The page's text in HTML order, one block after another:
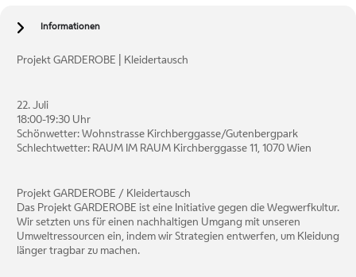
Informationen
Projekt GARDEROBE | Kleidertausch
22. Juli
18:00-19:30 Uhr
Schönwetter: Wohnstrasse Kirchberggasse/Gutenbergpark
Schlechtwetter: RAUM IM RAUM Kirchberggasse 11, 1070 Wien
Projekt GARDEROBE / Kleidertausch
Das Projekt GARDEROBE ist eine Initiative gegen die Wegwerfkultur.
Wir setzten uns für einen nachhaltigen Umgang mit unseren
Umweltressourcen ein, indem wir Strategien entwerfen, um Kleidung
länger tragbar zu machen.